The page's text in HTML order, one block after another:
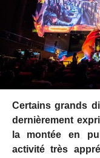
Certains grands
dernièrement
la montée en
activité très